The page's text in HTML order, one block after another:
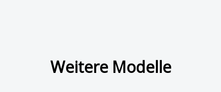
Weitere Modelle